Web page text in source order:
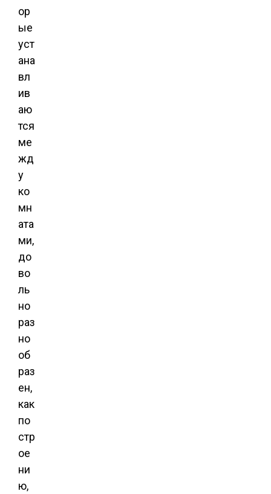
ор
ые
уст
ана
вл
ив
аю
тся
ме
жд
у
ко
мн
ата
ми,
до
во
ль
но
раз
но
об
раз
ен,
как
по
стр
ое
ни
ю,